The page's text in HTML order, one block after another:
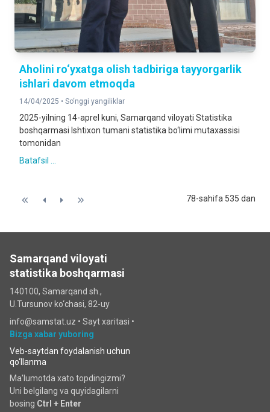
Aholini ro‘yxatga olish tadbiriga tayyorgarlik
ishlari davom etmoqda
14/04/2025 • So‘nggi yangiliklar
2025-yilning 14-aprel kuni, Samarqand viloyati Statistika
boshqarmasi Ishtixon tumani statistika bo‘limi mutaxassisi
tomonidan
Batafsil ...
78-sahifa 535 dan
Samarqand viloyati
statistika boshqarmasi
140100, Samarqand sh.,
U.Tursunov ko‘chаsi, 82-uy
info@samstat.uz • Sayt xaritasi •
Bizga xabar yuboring
Veb-saytdan foydalanish uchun
qo‘llanma
Ma'lumotda xato topdingizmi?
Uni belgilang va quyidagilarni
bosing Ctrl + Enter